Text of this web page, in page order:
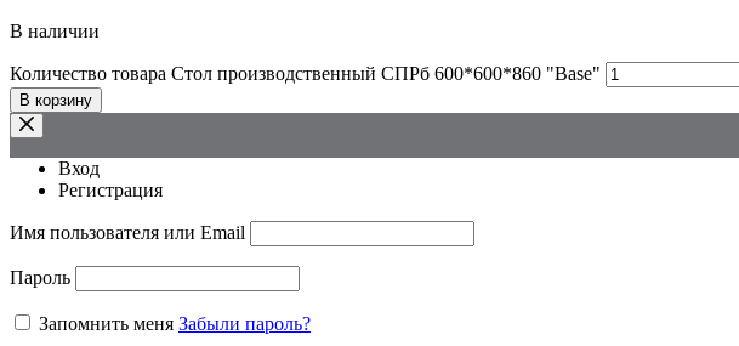
В наличии
Количество товара Стол производственный СПРб 600*600*860 "Base"
В корзину
Вход
Регистрация
Имя пользователя или Email
Пароль
Запомнить меня Забыли пароль?